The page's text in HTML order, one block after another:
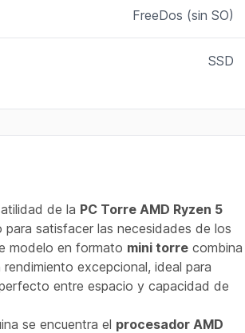
FreeDos (sin SO)
SSD
de la PC Torre AMD Ryzen 5
para satisfacer las necesidades de los
modelo en formato mini torre combina
excepcional, ideal para
entre espacio y capacidad de
se encuentra el procesador AMD